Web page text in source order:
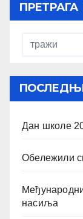
ПРЕТРАГА
Дан школе
Обележили
насиља